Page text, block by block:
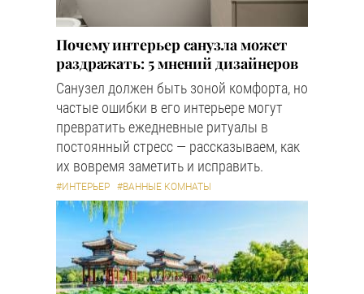
Почему интерьер санузла может
раздражать: 5 мнений дизайнеров
Санузел должен быть зоной комфорта, но
частые ошибки в его интерьере могут
превратить ежедневные ритуалы в
постоянный стресс — рассказываем, как
их вовремя заметить и исправить.
#ИНТЕРЬЕР #ВАННЫЕ КОМНАТЫ